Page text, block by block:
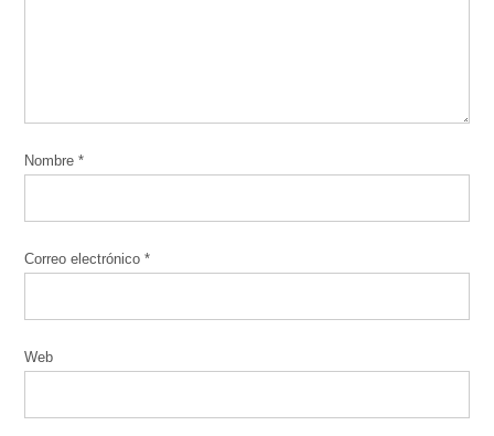
Nombre*
Correo electrónico*
Web